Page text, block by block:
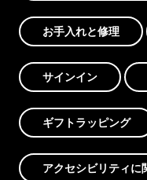
お手入れと修理
サインイン
ギフトラッピング
アクセシビリティに